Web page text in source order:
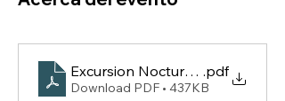
Excursion Nocturna Meseta 2025
.pdf
Download PDF • 437KB